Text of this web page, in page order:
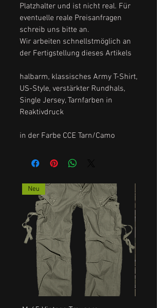
Platzhalter und ist nicht real. Für
eventuelle reale Preisanfragen
schreib uns bitte an.
Wir arbeiten schnellstmöglich an
der Fertigstellung dieses Artikels
halbarm, klassisches Army T-Shirt,
US-Style, verstärkter Rundhals,
Single Jersey, Tarnfarben in
Reaktivdruck
in der Farbe CCE Tarn/Camo
Neu